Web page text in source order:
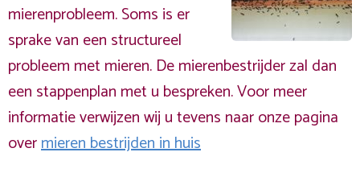
mierenprobleem. Soms is er
sprake van een structureel
probleem met mieren. De mierenbestrijder zal dan
een stappenplan met u bespreken. Voor meer
informatie verwijzen wij u tevens naar onze pagina
overmieren bestrijden in huis